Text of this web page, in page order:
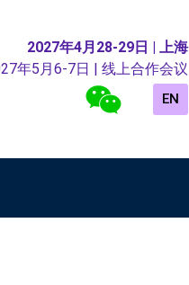
2027年4月28-29日 | 上海
年5月6-7日 | 线上合作会议
EN